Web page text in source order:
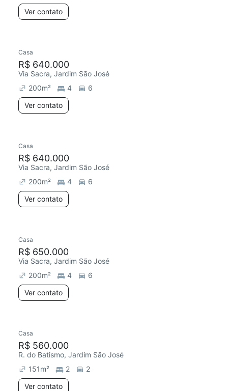
Ver contato
Casa
R$ 640.000
Via Sacra, Jardim São José
200m² 4
6
Ver contato
Casa
R$ 640.000
Via Sacra, Jardim São José
200m² 4
6
Ver contato
Casa
R$ 650.000
Via Sacra, Jardim São José
200m² 4
6
Ver contato
Chegou este mês
Casa
R$ 560.000
R. do Batismo, Jardim São José
151m² 2
2
Ver contato